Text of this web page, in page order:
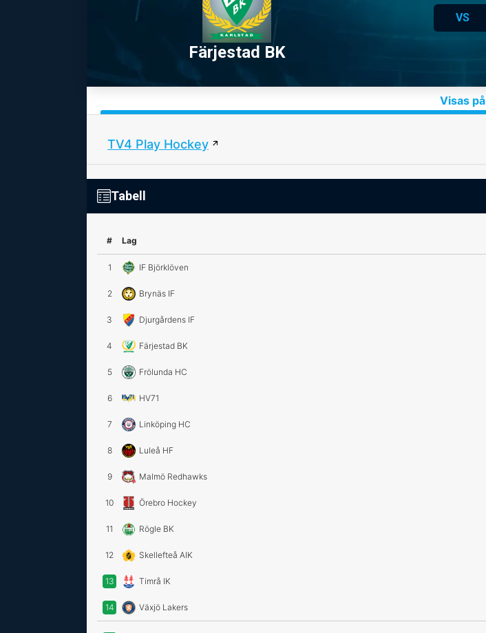
Färjestad BK
VS
Visas på
TV4 Play Hockey
Tabell
# Lag
1 IF Björklöven
2 Brynäs IF
3 Djurgårdens IF
4 Färjestad BK
5 Frölunda HC
6 HV71
7 Linköping HC
8 Luleå HF
9 Malmö Redhawks
10 Örebro Hockey
11 Rögle BK
12 Skellefteå AIK
13 Timrå IK
14 Växjö Lakers